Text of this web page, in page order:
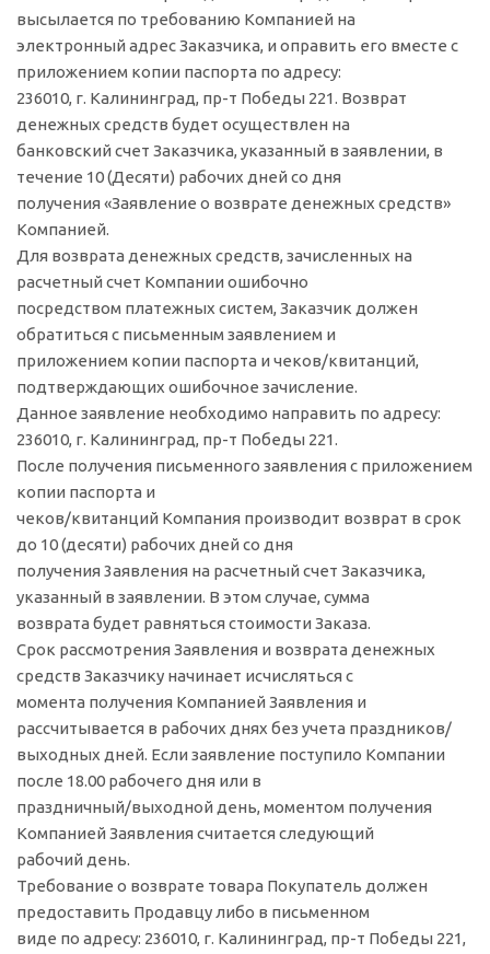
высылается по требованию Компанией на
электронный адрес Заказчика, и оправить его вместе с
приложением копии паспорта по адресу:
236010, г. Калининград, пр-т Победы 221. Возврат
денежных средств будет осуществлен на
банковский счет Заказчика, указанный в заявлении, в
течение 10 (Десяти) рабочих дней со дня
получения «Заявление о возврате денежных средств»
Компанией.
Для возврата денежных средств, зачисленных на
расчетный счет Компании ошибочно
посредством платежных систем, Заказчик должен
обратиться с письменным заявлением и
приложением копии паспорта и чеков/квитанций,
подтверждающих ошибочное зачисление.
Данное заявление необходимо направить по адресу:
236010, г. Калининград, пр-т Победы 221.
После получения письменного заявления с приложением
копии паспорта и
чеков/квитанций Компания производит возврат в срок
до 10 (десяти) рабочих дней со дня
получения 3аявления на расчетный счет Заказчика,
указанный в заявлении. В этом случае, сумма
возврата будет равняться стоимости Заказа.
Срок рассмотрения Заявления и возврата денежных
средств Заказчику начинает исчисляться с
момента получения Компанией Заявления и
рассчитывается в рабочих днях без учета праздников/
выходных дней. Если заявление поступило Компании
после 18.00 рабочего дня или в
праздничный/выходной день, моментом получения
Компанией Заявления считается следующий
рабочий день.
Требование о возврате товара Покупатель должен
предоставить Продавцу либо в письменном
виде по адресу: 236010, г. Калининград, пр-т Победы 221,